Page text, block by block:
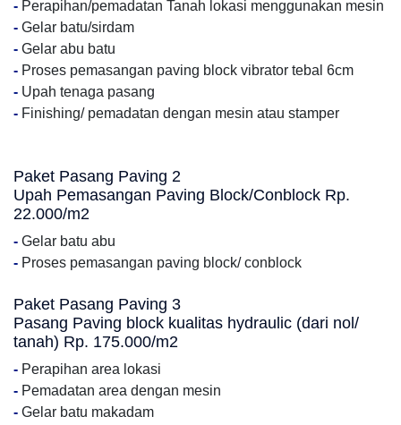
- Perapihan/pemadatan Tanah lokasi menggunakan mesin
- Gelar batu/sirdam
- Gelar abu batu
- Proses pemasangan paving block vibrator tebal 6cm
- Upah tenaga pasang
- Finishing/ pemadatan dengan mesin atau stamper
Paket Pasang Paving 2
Upah Pemasangan Paving Block/Conblock Rp.
22.000/m2
- Gelar batu abu
- Proses pemasangan paving block/ conblock
Paket Pasang Paving 3
Pasang Paving block kualitas hydraulic (dari nol/
tanah) Rp. 175.000/m2
- Perapihan area lokasi
- Pemadatan area dengan mesin
- Gelar batu makadam